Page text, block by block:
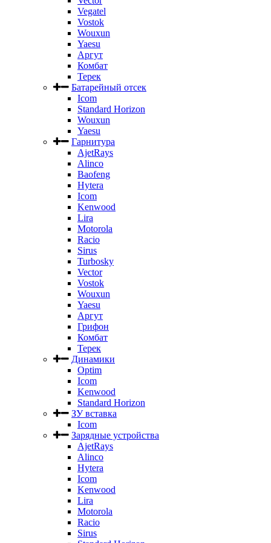
Vegatel
Vostok
Wouxun
Yaesu
Аргут
Комбат
Терек
Батарейный отсек
Icom
Standard Horizon
Wouxun
Yaesu
Гарнитура
AjetRays
Alinco
Baofeng
Hytera
Icom
Kenwood
Lira
Motorola
Racio
Sirus
Turbosky
Vector
Vostok
Wouxun
Yaesu
Аргут
Грифон
Комбат
Терек
Динамики
Optim
Icom
Kenwood
Standard Horizon
ЗУ вставка
Icom
Зарядные устройства
AjetRays
Alinco
Hytera
Icom
Kenwood
Lira
Motorola
Racio
Sirus